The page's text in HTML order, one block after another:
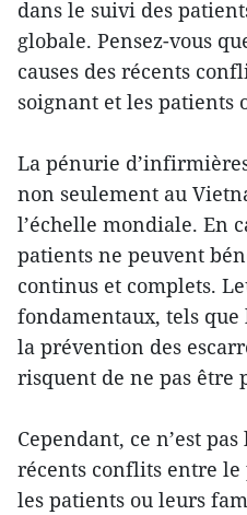
dans le suivi des
globale. Pensez-vous
causes des récents
soignant et les patients
La pénurie
non seulement au
l’échelle mondiale. En
patients ne peuvent
continus et complets.
fondamentaux, tels
la prévention des
risquent de ne pas être
Cependant, ce n’est
récents conflits entre
les patients ou leurs